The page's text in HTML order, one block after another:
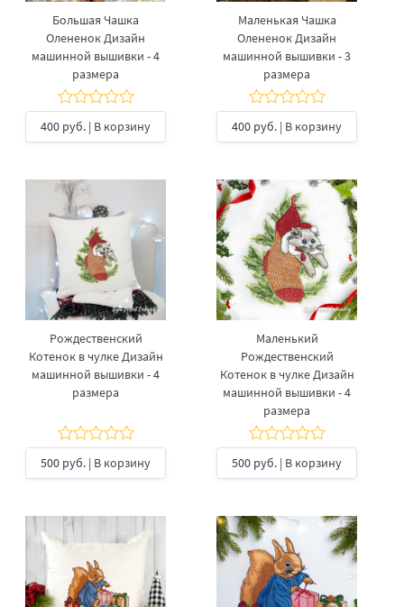
Большая Чашка
Олененок Дизайн
машинной вышивки - 4
размера
400 руб. | В корзину
Маленькая Чашка
Олененок Дизайн
машинной вышивки - 3
размера
400 руб. | В корзину
Рождественский
Котенок в чулке Дизайн
машинной вышивки - 4
размера
500 руб. | В корзину
Маленький
Рождественский
Котенок в чулке Дизайн
машинной вышивки - 4
размера
500 руб. | В корзину